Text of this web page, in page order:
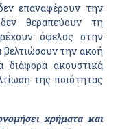
επαναφέρουν την
θεραπεύουν τη
όφελος στην
την ακοή
διάφορα ακουστικά
της ποιότητας
χρήματα και